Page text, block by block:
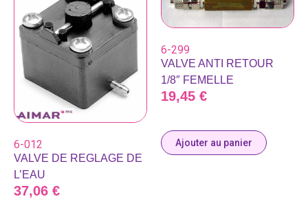
6-012
VALVE DE REGLAGE DE
L’EAU
37,06 €
6-299
VALVE ANTI RETOUR
1/8″ FEMELLE
19,45 €
Ajouter au panier